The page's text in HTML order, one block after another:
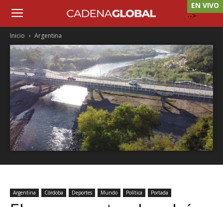
EN VIVO
-->
Inicio Argentina
Argentina Córdoba Deportes Mundo Política Portada